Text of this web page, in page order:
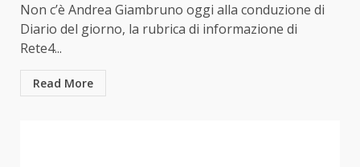
Non c’è Andrea Giambruno oggi alla conduzione di
Diario del giorno, la rubrica di informazione di
Rete4...
Read More